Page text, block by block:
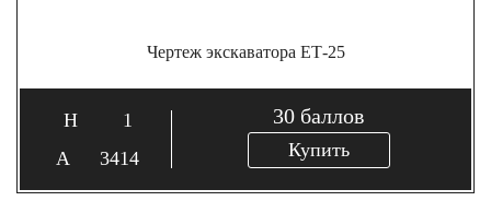
Чертеж экскаватора ЕТ-25
1
3414
30 баллов
Купить